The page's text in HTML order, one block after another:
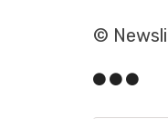
©